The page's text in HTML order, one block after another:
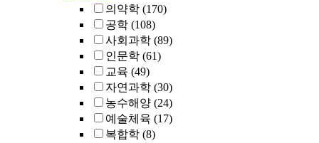
의약학 (170)
공학 (108)
사회과학 (89)
인문학 (61)
교육 (49)
자연과학 (30)
농수해양 (24)
예술체육 (17)
복합학 (8)